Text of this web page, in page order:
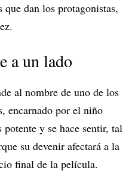
dan los protagonistas,
a un lado
al nombre de uno de los
encarnado por el niño
potente y se hace sentir, tal
su devenir afectará a la
final de la película.